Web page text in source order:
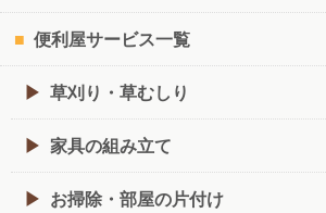
便利屋サービス一覧
草刈り・草むしり
家具の組み立て
お掃除・部屋の片付け